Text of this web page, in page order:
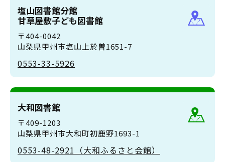
塩山図書館分館
甘草屋敷子ども図書館
〒404-0042
山梨県甲州市塩山上於曽1651-7
0553-33-5926
大和図書館
〒409-1203
山梨県甲州市大和町初鹿野1693-1
0553-48-2921（大和ふるさと会館）